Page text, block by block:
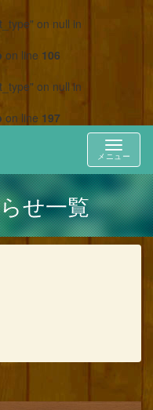
on null in
on line 106
on null in
on line 197
Toggle
メニュー
せ一覧